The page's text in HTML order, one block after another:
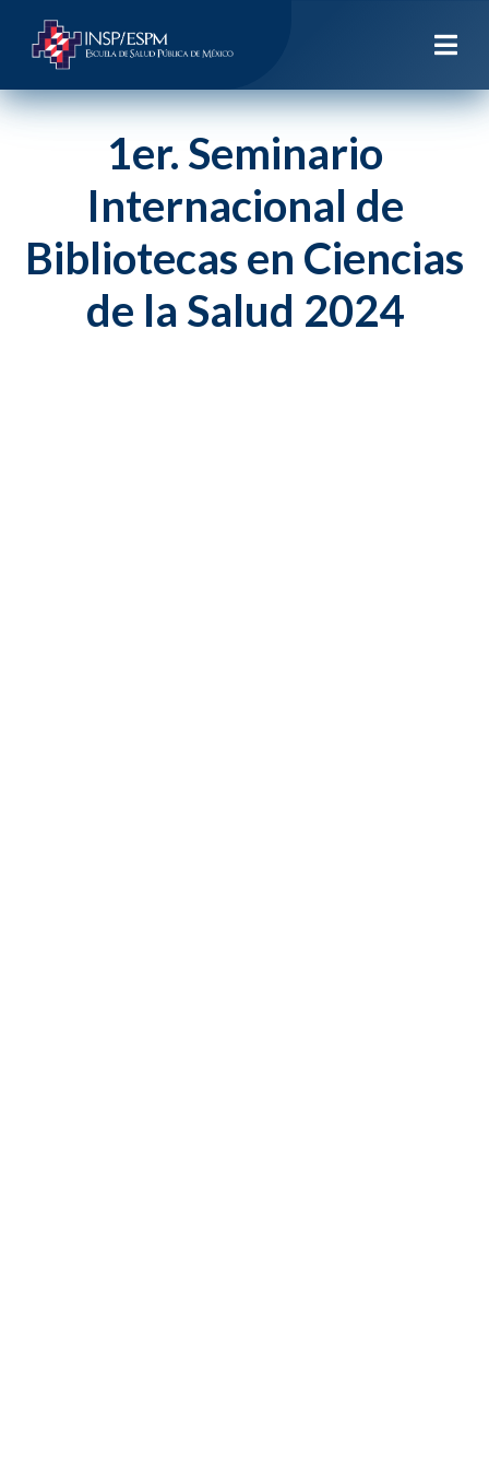
1er. Seminario
Internacional de
Bibliotecas en Ciencias
de la Salud 2024